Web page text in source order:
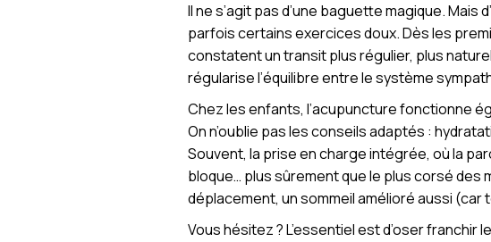
Il ne s’agit pas d’une baguette magique.
parfois certains exercices doux. Dès les
constatent un transit plus régulier, plus
régularise l’équilibre entre le système
Chez les enfants, l’acupuncture fonctionne
On n’oublie pas les conseils adaptés :
Souvent, la prise en charge intégrée, où la
bloque… plus sûrement que le plus corsé des
déplacement, un sommeil amélioré aussi (car
Vous hésitez ? L’essentiel est d’oser